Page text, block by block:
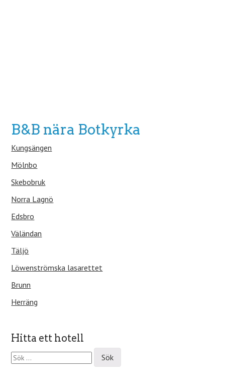
B&B nära Botkyrka
Kungsängen
Mölnbo
Skebobruk
Norra Lagnö
Edsbro
Väländan
Täljö
Löwenströmska lasarettet
Brunn
Herräng
Hitta ett hotell
S
ö